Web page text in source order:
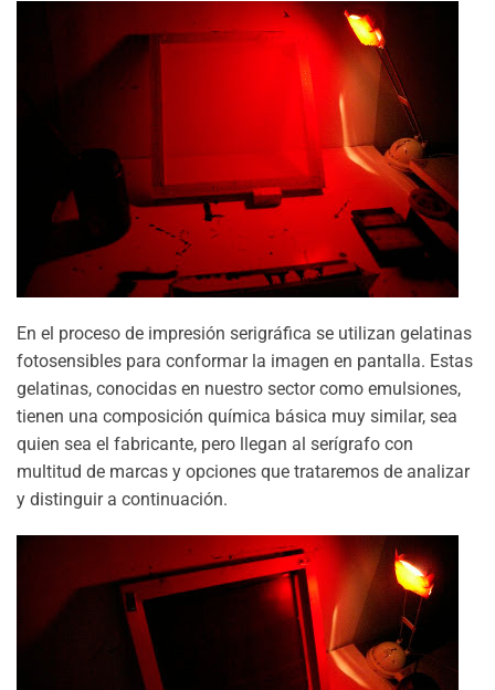
En el proceso de impresión serigráfica se utilizan gelatinas
fotosensibles para conformar la imagen en pantalla. Estas
gelatinas, conocidas en nuestro sector como emulsiones,
tienen una composición química básica muy similar, sea
quien sea el fabricante, pero llegan al serígrafo con
multitud de marcas y opciones que trataremos de analizar
y distinguir a continuación.